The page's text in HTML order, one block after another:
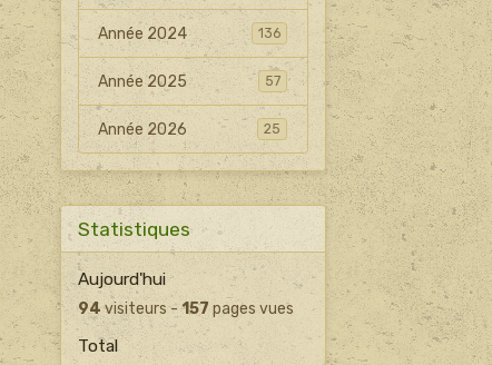
Année 2024 136
Année 2025 57
Année 2026 25
Statistiques
Aujourd'hui
94visiteurs -157 pages vues
Total